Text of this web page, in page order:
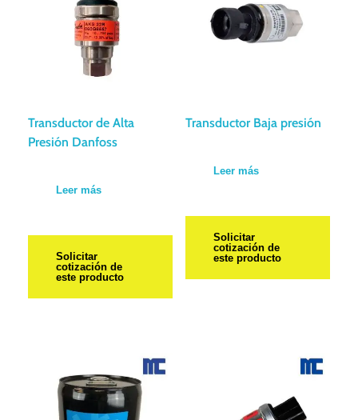
Transductor de Alta
Presión Danfoss
Leer más
Solicitar
cotización de
este producto
Transductor Baja presión
Leer más
Solicitar
cotización de
este producto